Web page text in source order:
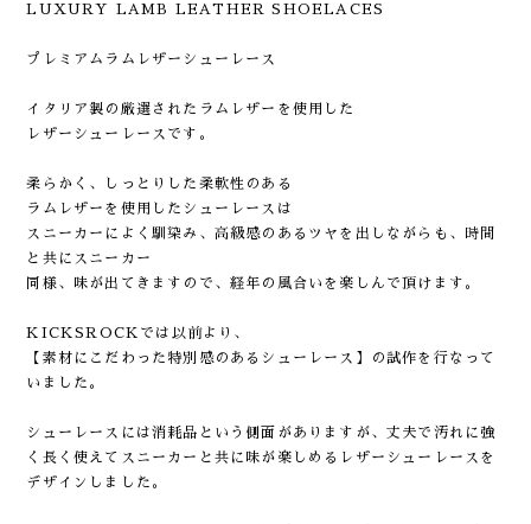
LUXURY LAMB LEATHER SHOELACES
プレミアムラムレザーシューレース
イタリア製の厳選されたラムレザーを使用した
レザーシューレースです。
柔らかく、しっとりした柔軟性のある
ラムレザーを使用したシューレースは
スニーカーによく馴染み、高級感のあるツヤを出しながらも、時間
と共にスニーカー
同様、味が出てきますので、経年の風合いを楽しんで頂けます。
KICKSROCKでは以前より、
【素材にこだわった特別感のあるシューレース】の試作を行なって
いました。
シューレースには消耗品という側面がありますが、丈夫で汚れに強
く長く使えてスニーカーと共に味が楽しめるレザーシューレースを
デザインしました。